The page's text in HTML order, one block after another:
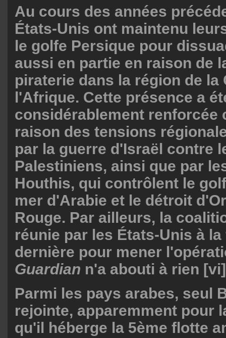
Au cours des années
États-Unis ont maintenu
le golfe Persique pour
aussi en partie en raison de
piraterie dans la région de la
l'Afrique. Cette présence a
considérablement renforcée
raison des tensions
par la guerre d'Israël contre
Palestiniens, ainsi que par
Houthis, qui contrôlent le
mer d'Arabie et le détroit
Rouge. Par ailleurs, la
réunie par les États-Unis à
dernière pour mener
Guardian n'a abouti à rien
Parmi les pays arabes, seul
rejointe, apparemment pour
qu'il héberge la 5ème flotte